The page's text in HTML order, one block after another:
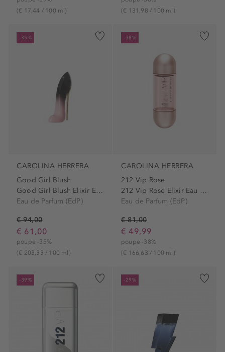
(€ 17,44 / 100 ml)
(€ 131,98 / 100 ml)
-35%
CAROLINA HERRERA
Good Girl Blush
Good Girl Blush Elixir Eau...
Eau de Parfum (EdP)
€ 94,00
€ 61,00
poupe -35%
(€ 203,33 / 100 ml)
-38%
CAROLINA HERRERA
212 Vip Rose
212 Vip Rose Elixir Eau de...
Eau de Parfum (EdP)
€ 81,00
€ 49,99
poupe -38%
(€ 166,63 / 100 ml)
-39% -29%